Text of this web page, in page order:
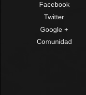
Facebook
Twitter
Google +
Comunidad